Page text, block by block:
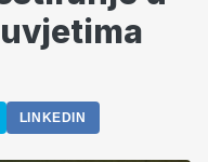
LINKEDIN